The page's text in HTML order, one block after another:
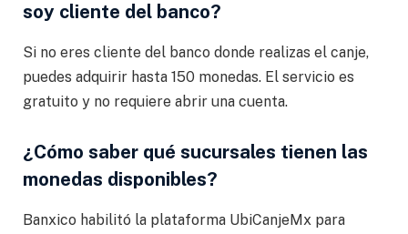
soy cliente del banco?
Si no eres cliente del banco donde realizas el canje,
puedes adquirir hasta 150 monedas. El servicio es
gratuito y no requiere abrir una cuenta.
¿Cómo saber qué sucursales tienen las
monedas disponibles?
Banxico habilitó la plataforma UbiCanjeMx para